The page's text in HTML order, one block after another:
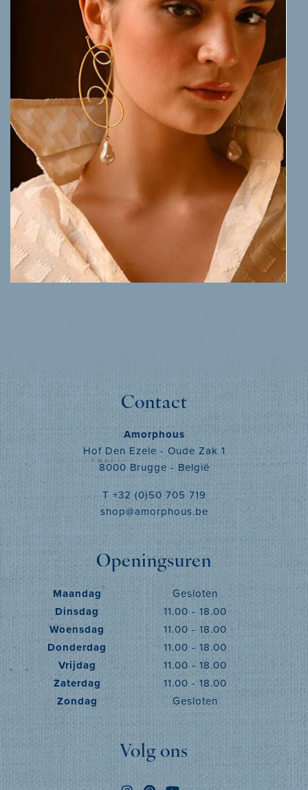
Contact
Amorphous
Hof Den Ezele - Oude Zak 1
8000 Brugge - België
T +32 (0)50 705 719
shop@amorphous.be
Openingsuren
Maandag
Gesloten
Dinsdag
11.00 - 18.00
Woensdag
11.00 - 18.00
Donderdag
11.00 - 18.00
Vrijdag
11.00 - 18.00
Zaterdag
11.00 - 18.00
Zondag
Gesloten
Volg ons